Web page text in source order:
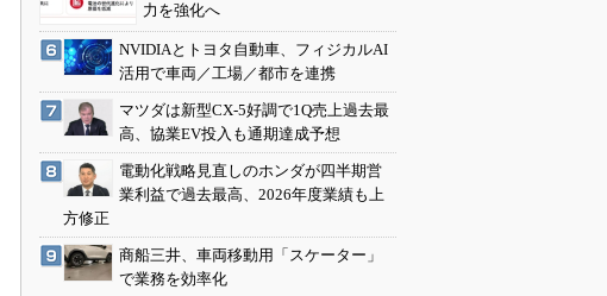
力を強化へ
NVIDIAとトヨタ自動車、フィジカルAI
活用で車両／工場／都市を連携
マツダは新型CX-5好調で1Q売上過去最
高、協業EV投入も通期達成予想
電動化戦略見直しのホンダが四半期営
業利益で過去最高、2026年度業績も上
方修正
商船三井、車両移動用「スケーター」
で業務を効率化